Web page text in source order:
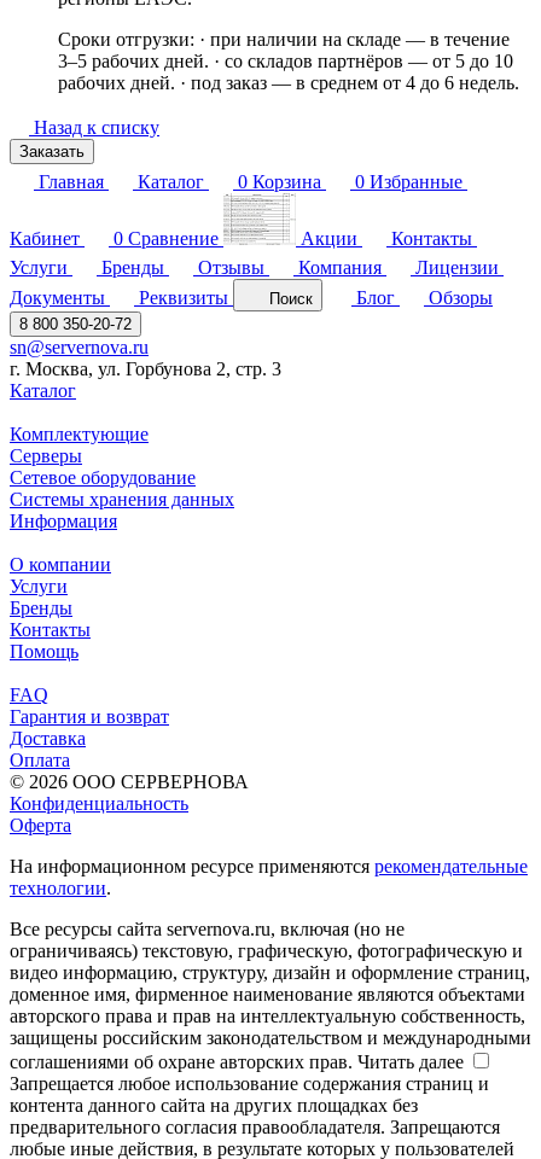
Сроки отгрузки: · при наличии на складе — в течение
3–5 рабочих дней. · со складов партнёров — от 5 до 10
рабочих дней. · под заказ — в среднем от 4 до 6 недель.
Назад к списку
Заказать
Главная Каталог 0 Корзина 0 Избранные
Кабинет 0 Сравнение Акции
Контакты
Услуги
Бренды Отзывы Компания
Лицензии
Документы
Реквизиты Поиск Блог Обзоры
8 800 350-20-72
sn@servernova.ru
г. Москва, ул. Горбунова 2, стр. 3
Каталог
Комплектующие
Серверы
Сетевое оборудование
Системы хранения данных
Информация
О компании
Услуги
Бренды
Контакты
Помощь
FAQ
Гарантия и возврат
Доставка
Оплата
© 2026 ООО СЕРВЕРНОВА
Конфиденциальность
Оферта
На информационном ресурсе применяются рекомендательные
технологии.
Все ресурсы сайта servernova.ru, включая (но не
ограничиваясь) текстовую, графическую, фотографическую и
видео информацию, структуру, дизайн и оформление страниц,
доменное имя, фирменное наименование являются объектами
авторского права и прав на интеллектуальную собственность,
защищены российским законодательством и международными
соглашениями об охране авторских прав. Читать далее
Запрещается любое использование содержания страниц и
контента данного сайта на других площадках без
предварительного согласия правообладателя. Запрещаются
любые иные действия, в результате которых у пользователей